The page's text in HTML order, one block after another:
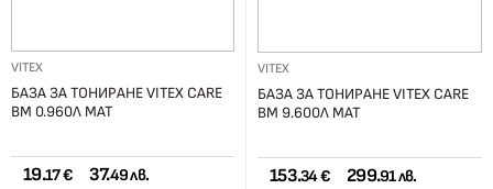
VITEX
БАЗА ЗА ТОНИРАНЕ VITEX CARE
BM 0.960Л МАТ
19.17 € 37.49 лв.
VITEX
БАЗА ЗА ТОНИРАНЕ VITEX CARE
BM 9.600Л МАТ
153.34 € 299.91 лв.